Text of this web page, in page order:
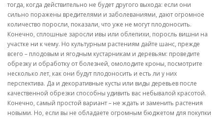
тогда, когда действительно не будет другого выхода: если они
сильно поражены вредителями и заболеваниями, дают огромное
количество поросли, показали, что уже не могут плодоносить.
Конечно, сплошные заросли ивы или облепихи, поросль вишни на
участке ни к чему. Но культурным растениям дайте шанс, прежде
всего – плодовым и ягодным кустарникам и деревьям: проведите
обрезку и обработку от болезней, омолодите кроны, посмотрите
несколько лет, как они будут плодоносить и есть ли у них
перспектива. Да и декоративные кусты или виды деревьев после
качественной обрезки способны удивить вас небывалой красотой.
Конечно, самый простой вариант – не ждать и заменить растения
новыми. Но, если вы не обладаете огромным бюджетом для покупки